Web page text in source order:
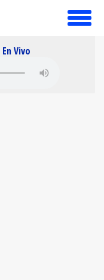
toggle
En Vivo